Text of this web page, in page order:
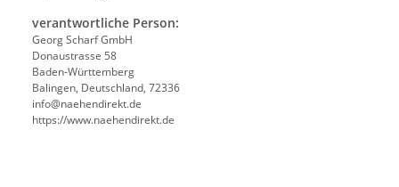
verantwortliche Person:
Georg Scharf GmbH
Donaustrasse 58
Baden-Württemberg
Balingen, Deutschland, 72336
info@naehendirekt.de
https://www.naehendirekt.de